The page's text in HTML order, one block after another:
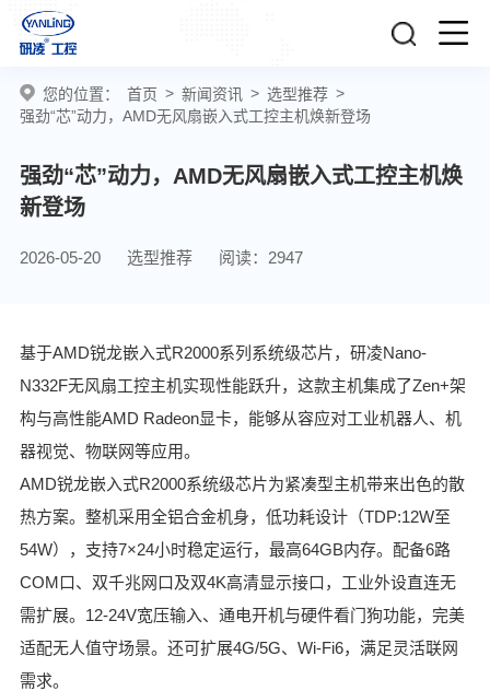
您的位置： 首页 > 新闻资讯 > 选型推荐 >
强劲“芯”动力，AMD无风扇嵌入式工控主机焕新登场
强劲“芯”动力，AMD无风扇嵌入式工控主机焕
新登场
2026-05-20 选型推荐 阅读：2947
基于AMD锐龙嵌入式R2000系列系统级芯片，研凌Nano-
N332F无风扇工控主机实现性能跃升，这款主机集成了Zen+架
构与高性能AMD Radeon显卡，能够从容应对工业机器人、机
器视觉、物联网等应用。
AMD锐龙嵌入式R2000系统级芯片为紧凑型主机带来出色的散
热方案。整机采用全铝合金机身，低功耗设计（TDP:12W至
54W），支持7×24小时稳定运行，最高64GB内存。配备6路
COM口、双千兆网口及双4K高清显示接口，工业外设直连无
需扩展。12-24V宽压输入、通电开机与硬件看门狗功能，完美
适配无人值守场景。还可扩展4G/5G、Wi-Fi6，满足灵活联网
需求。